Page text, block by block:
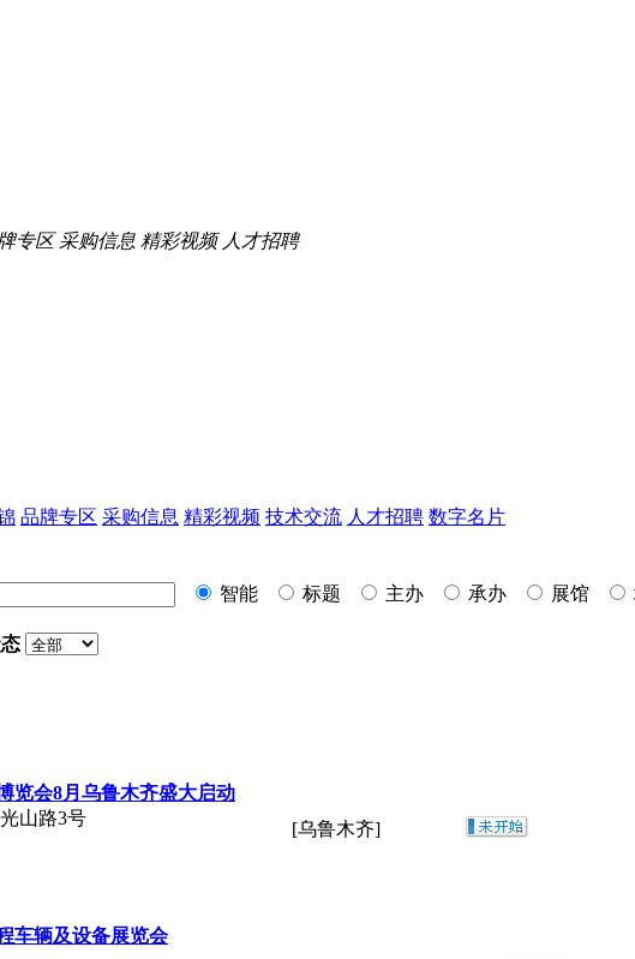
专区 采购信息 精彩视频 人才招聘
品牌专区 采购信息 精彩视频 技术交流 人才招聘 数字名片
智能
标题 主办 承办 展馆
览会8月乌鲁木齐盛大启动
山路3号
[乌鲁木齐]
车辆及设备展览会